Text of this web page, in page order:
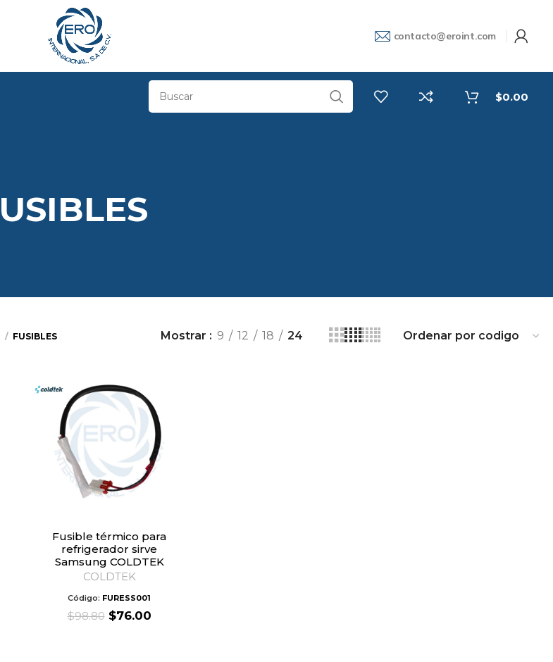
contacto@eroint.com
$0.00
FUSIBLES Mostrar 9 12 18 24
Fusible térmico para
refrigerador sirve
Samsung COLDTEK
COLDTEK
Código: FURESS001
$98.80 Original
$76.00Current